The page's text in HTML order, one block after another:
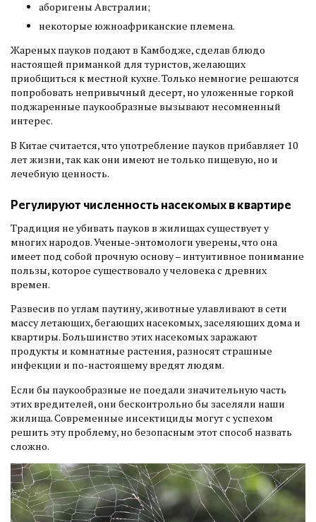
аборигены Австралии;
некоторые южноафриканские племена.
Жареных пауков подают в Камбодже, сделав блюдо
настоящей приманкой для туристов, желающих
приобщиться к местной кухне. Только немногие решаются
попробовать непривычный десерт, но уложенные горкой
поджаренные паукообразные вызывают несомненный
интерес.
В Китае считается, что употребление пауков прибавляет 10
лет жизни, так как они имеют не только пищевую, но и
лечебную ценность.
Регулируют численность насекомых в квартире
Традиция не убивать пауков в жилищах существует у
многих народов. Ученые-энтомологи уверены, что она
имеет под собой прочную основу – интуитивное понимание
пользы, которое существовало у человека с древних
времен.
Развесив по углам паутину, животные улавливают в сети
массу летающих, бегающих насекомых, заселяющих дома и
квартиры. Большинство этих насекомых заражают
продукты и комнатные растения, разносят страшные
инфекции и по-настоящему вредят людям.
Если бы паукообразные не поедали значительную часть
этих вредителей, они бесконтрольно бы заселяли наши
жилища. Современные инсектициды могут с успехом
решить эту проблему, но безопасным этот способ назвать
сложно.